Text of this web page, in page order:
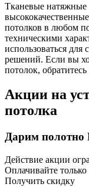
Тканевые натяжные
потолков в любом
техническими
использоваться для
решений. Если вы
потолок,
Акции на
потолка
Дарим полотно
Действие акции
Оплачивайте
Получить скидку